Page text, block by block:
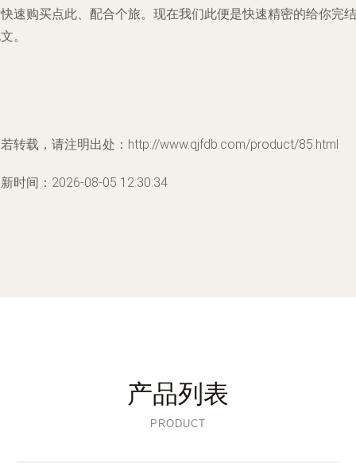
速购买点此、配合个旅。现在我们此便是快速精密的给你完结
。
转载，请注明出处：http://www.qjfdb.com/product/85.html
时间：2026-08-05 12:30:34
产品列表
PRODUCT